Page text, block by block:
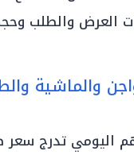
العرض والطلب
والماشية
اليومي تدرج سعر